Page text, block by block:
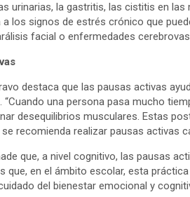
urinarias, la gastritis, las cistitis en
los signos de estrés crónico que
facial o enfermedades
destaca que las pausas activas
una persona pasa mucho
desequilibrios musculares. Estas
recomienda realizar pausas activas
que, a nivel cognitivo, las pausas
que, en el ámbito escolar, esta
del bienestar emocional y